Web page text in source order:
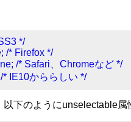
*/
/* Firefox */
/* Safari、Chromeなど */
IE10かららしい */
以下のようにunselectable属